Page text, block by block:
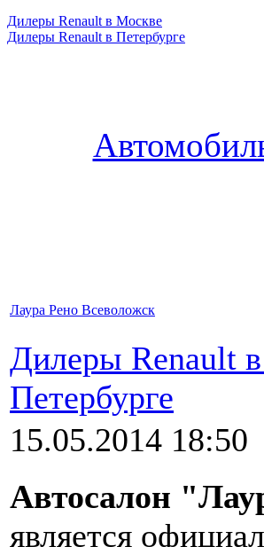
Дилеры Renault в Москве
Дилеры Renault в Петербурге
Лаура Рено Всеволожск
Дилеры Renault
Петербурге
15.05.2014 18:50
Автосалон
является